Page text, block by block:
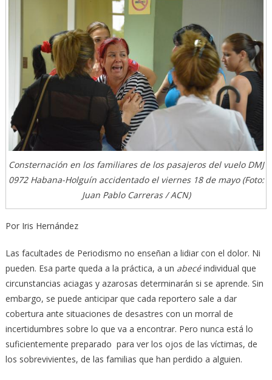
Consternación en los familiares de los pasajeros del vuelo DMJ
0972 Habana-Holguín accidentado el viernes 18 de mayo (Foto:
Juan Pablo Carreras / ACN)
Por Iris Hernández
Las facultades de Periodismo no enseñan a lidiar con el dolor. Ni
pueden. Esa parte queda a la práctica, a un abecéindividual que
circunstancias aciagas y azarosas determinarán si se aprende. Sin
embargo, se puede anticipar que cada reportero sale a dar
cobertura ante situaciones de desastres con un morral de
incertidumbres sobre lo que va a encontrar. Pero nunca está lo
suficientemente preparado para ver los ojos de las víctimas, de
los sobrevivientes, de las familias que han perdido a alguien.